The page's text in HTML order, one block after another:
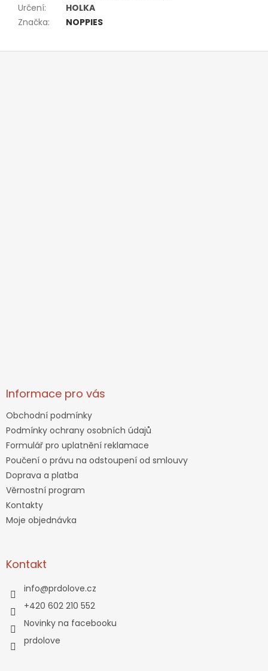
Určení:
HOLKA
Značka: NOPPIES
Z
Informace pro vás
Obchodní podmínky
Podmínky ochrany osobních údajů
Formulář pro uplatnění reklamace
Poučení o právu na odstoupení od smlouvy
Doprava a platba
Věrnostní program
Kontakty
Moje objednávka
Kontakt
info@prdolove.cz
+420 602 210 552
Novinky na facebooku
prdolove